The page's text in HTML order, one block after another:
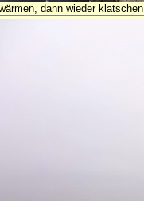
dann wieder klatschen